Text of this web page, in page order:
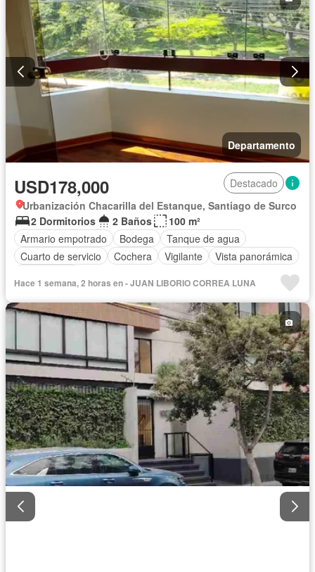
Departamento
USD178,000
Destacado
Urbanización Chacarilla del Estanque, Santiago de Surco
2 Dormitorios
2 Baños
100 m²
Armario empotrado
Bodega
Tanque de agua
Cuarto de servicio
Cochera Vigilante
Vista panorámica
Hace 1 semana, 2 horas en - JUAN LIBORIO CORREA LUNA